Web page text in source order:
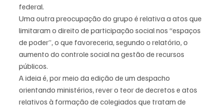
federal.
Uma outra preocupação do grupo é relativa a atos que
limitaram o direito de participação social nos “espaços
de poder”, o que favoreceria, segundo o relatório, o
aumento do controle social na gestão de recursos
públicos.
A ideia é, por meio da edição de um despacho
orientando ministérios, rever o teor de decretos e atos
relativos à formação de colegiados que tratam de